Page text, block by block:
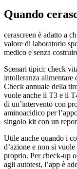
Quando
cerascreen è adatto a
valore di laboratorio
medico e senza
Scenari tipici: check
intolleranza alimentare
Check annuale della
vuole anche il T3 e il
di un’intervento con
aminoacidico per
singolo kit con un
Utile anche quando i
d’azione e non si
proprio. Per check-up
agli autotest, l’app è